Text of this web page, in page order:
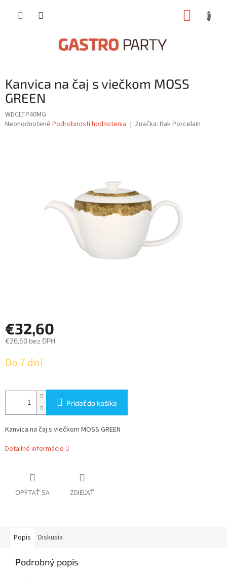
Kanvica na čaj s viečkom MOSS
GREEN
WDCLTP40MG
Priemerné
Neohodnotené Podrobnosti hodnotenia Značka: Rak Porcelain
€32,60
€26,50 bez DPH
cena:
Do 7 dní
Pridať do košíka
Kanvica na čaj s viečkom MOSS GREEN
Detailné informácie
OPÝTAŤ SA ZDIEĽAŤ
Popis Diskusia
Podrobný popis